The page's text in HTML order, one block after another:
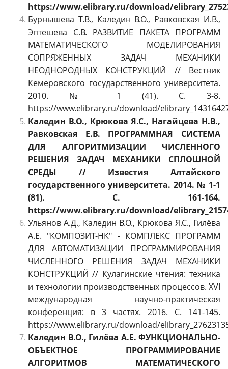
https://www.elibrary.ru/download/
Бурнышева Т.В., Каледин В.О., Равковская И.В.,
Эптешева С.В. РАЗВИТИЕ ПАКЕТА ПРОГРАММ
МАТЕМАТИЧЕСКОГО МОДЕЛИРОВАНИЯ
СОПРЯЖЕННЫХ ЗАДАЧ МЕХАНИКИ
НЕОДНОРОДНЫХ КОНСТРУКЦИЙ // Вестник
Кемеровского государственного университета.
2010. № 1 (41). С. 3-8.
https://www.elibrary.ru/download/
Каледин В.О., Крюкова Я.С., Нагайцева Н.В.,
Равковская Е.В. ПРОГРАММНАЯ СИСТЕМА
ДЛЯ АЛГОРИТМИЗАЦИИ ЧИСЛЕННОГО
РЕШЕНИЯ ЗАДАЧ МЕХАНИКИ СПЛОШНОЙ
СРЕДЫ // Известия Алтайского
государственного университета. 2014. № 1-1
(81). С. 161-164.
https://www.elibrary.ru/download/
Ульянов А.Д., Каледин В.О., Крюкова Я.С., Гилёва
А.Е. "КОМПОЗИТ-НК" - КОМПЛЕКС ПРОГРАММ
ДЛЯ АВТОМАТИЗАЦИИ ПРОГРАММИРОВАНИЯ
ЧИСЛЕННОГО РЕШЕНИЯ ЗАДАЧ МЕХАНИКИ
КОНСТРУКЦИЙ // Кулагинские чтения: техника
и технологии производственных процессов. XVI
международная научно-практическая
конференция: в 3 частях. 2016. С. 141-145.
https://www.elibrary.ru/download/
Каледин В.О., Гилёва А.Е. ФУНКЦИОНАЛЬНО-
ОБЪЕКТНОЕ ПРОГРАММИРОВАНИЕ
АЛГОРИТМОВ МАТЕМАТИЧЕСКОГО